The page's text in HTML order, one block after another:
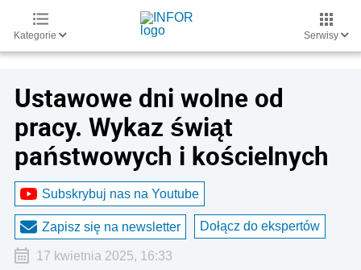
Kategorie Serwisy
Ustawowe dni wolne od
pracy. Wykaz świąt
państwowych i kościelnych
Subskrybuj nas na Youtube
Zapisz się na newsletter Dołącz do ekspertów
17 kwietnia 2025, 16:33